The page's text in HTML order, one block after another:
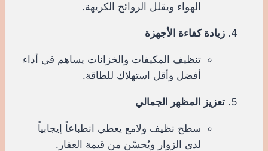
الهواء ويقلل الروائح الكريهة.
زيادة كفاءة الأجهزة
تنظيف المكيفات والخزانات يساهم في أداء
أفضل وأقل استهلاك للطاقة.
تعزيز المظهر الجمالي
سطح نظيف ولامع يعطي انطباعاً إيجابياً
لدى الزوار ويُحسّن من قيمة العقار.